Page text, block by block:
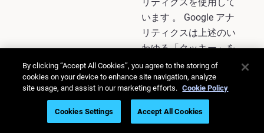
います 。 Google アナ
リティクスは上述のい
わゆる「クッキー」を
使用します。これはお
客様のコンピューター
に保存されるテキスト
ファイルで、これによ
りお客様の当ウェブサ
By clicking “Accept All Cookies”, you agree to the storing of
cookies on your device to enhance site navigation, analyze
site usage, and assist in our marketing efforts. Cookie Policy
Cookies Settings Accept All Cookies